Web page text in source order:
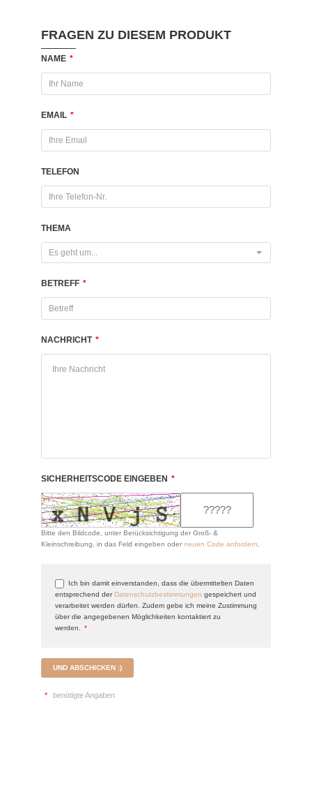
FRAGEN ZU DIESEM PRODUKT
NAME *
EMAIL *
TELEFON
THEMA
Es geht um...
BETREFF *
NACHRICHT *
SICHERHEITSCODE EINGEBEN *
Bitte den Bildcode, unter Berücksichtigung der Groß- &
Kleinschreibung, in das Feld eingeben oder neuen Code anfordern
Ich bin damit einverstanden, dass die übermittelten Daten
entsprechend der Datenschutzbestimmungen gespeichert und
verarbeitet werden dürfen. Zudem gebe ich meine Zustimmung
über die angegebenen Möglichkeiten kontaktiert zu
werden.
*
UND ABSCHICKEN :)
* benötigte Angaben